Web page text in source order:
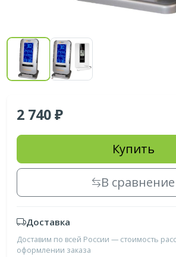
2 740
Купить
В сравнение
Доставка
Доставим по всей России — стоимость
оформлении заказа